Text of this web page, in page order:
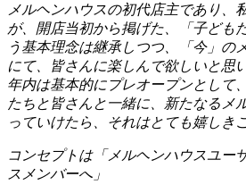
メルヘンハウスの初代店主であり、
が、開店当初から掲げた、
「子ども
う基本理念は継承しつつ、
「今」の
にて、皆さんに楽しんで欲しいと思
年内は基本的にプレオープンとして
たちと皆さんと一緒に、
新たなるメ
っていけたら、それはとても嬉しき
コンセプトは「メルヘンハウスユー
スメンバーへ」